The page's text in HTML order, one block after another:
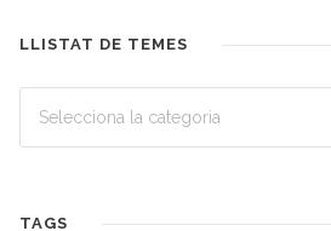
LLISTAT DE TEMES
TAGS